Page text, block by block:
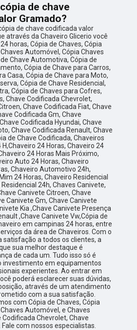
de chave
Gramado?
de chave codificada valor
através da Chaveiro Glicerio você
horas, Cópia de Chaves, Cópia
Automóvel, Cópia Chaves
Chave Automotiva, Cópia de
Cópia de Chave para Carros,
Casa, Cópia de Chave para Moto,
Cópia de Chave Residencial,
Cópia de Chaves para Cofres,
Chave Codificada Chevrolet,
Chave Codificada Fiat, Chave
Codificada Gm, Chave
Codificada Hyundai, Chave
Chave Codificada Renault, Chave
de Chave Codificada, Chaveiros
H,Chaveiro 24 Horas, Chaveiro 24
24 Horas Mais Próximo,
Auto 24 Horas, Chaveiro
Chaveiro Automotivo 24h,
24 Horas, Chaveiro Residencial
24h, Chaves Canivete,
Canivete Citroen, Chave
Canivete Gm, Chave Canivete
Kia ,Chave Canivete Presença
,Chave Canivete Vw,Cópia de
em campinas 24 horas, entre
da área de Chaveiros. Com o
satisfação a todos os clientes, a
sua melhor destaque é
de cada um. Tudo isso só é
investimento em equipamentos
experientes. Ao entrar em
poderá esclarecer suas dúvidas,
através de um atendimento
com a sua satisfação.
com Cópia de Chaves, Cópia
Automóvel, e Chaves
Codificada Chevrolet, Chave
com nossos especialistas.